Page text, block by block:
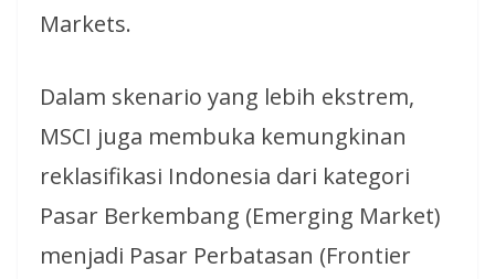
Markets.
Dalam skenario yang lebih ekstrem,
MSCI juga membuka kemungkinan
reklasifikasi Indonesia dari kategori
Pasar Berkembang (Emerging Market)
menjadi Pasar Perbatasan (Frontier